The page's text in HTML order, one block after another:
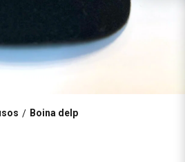
/ Boina delp